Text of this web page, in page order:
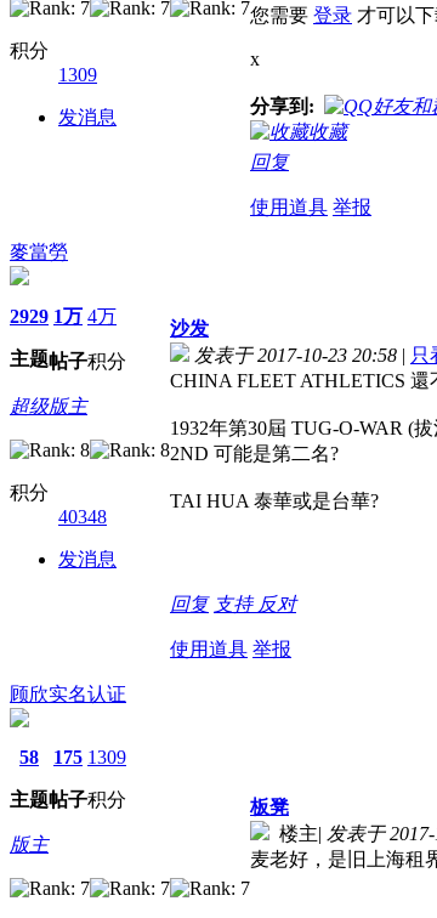
积分
1309
发消息
您需要 登录 才可以
x
分享到:
收藏
回复
使用道具 举报
麥當勞
2929
主题
1万
帖子
4万
积分
超级版主
积分
40348
发消息
沙发
发表于 2017-10-23 20:58 | 只
CHINA FLEET ATHLETICS 還
1932年第30屆 TUG-O-WAR (
2ND 可能是第二名?
TAI HUA 泰華或是台華?
回复 支持 反对
使用道具 举报
顾欣实名认证
58
主题
175
帖子
1309
积分
版主
板凳
楼主| 发表于
麦老好，是旧上海租